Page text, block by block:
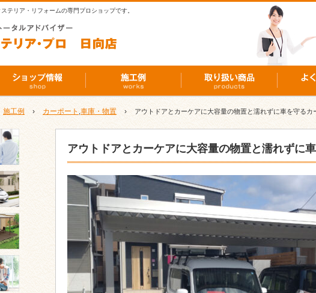
テリア・リフォームの専門プロショップです。
施工例 › カーポート 車庫・物置 › アウトドアとカーケアに大容量の物置と濡れずに車を守るカ
アウトドアとカーケアに大容量の物置と濡れずに